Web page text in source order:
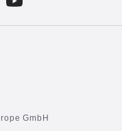
GmbH